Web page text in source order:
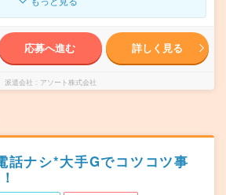
応募へ進む 詳しく見る
派遣会社 アソート株式会社
話ナシ*大手Gでコツコツ事